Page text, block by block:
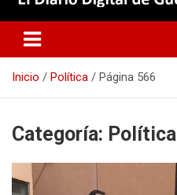
Réplica
Inicio Política Página 566
Categoría: Política